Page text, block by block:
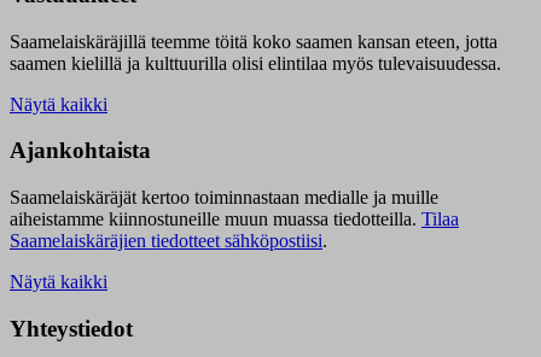
Saamelaiskäräjillä teemme töitä koko saamen kansan eteen, jotta
saamen kielillä ja kulttuurilla olisi elintilaa myös tulevaisuudessa.
Näytä kaikki
Ajankohtaista
Saamelaiskäräjät kertoo toiminnastaan medialle ja muille
aiheistamme kiinnostuneille muun muassa tiedotteilla. Tilaa
Saamelaiskäräjien tiedotteet sähköpostiisi.
Näytä kaikki
Yhteystiedot